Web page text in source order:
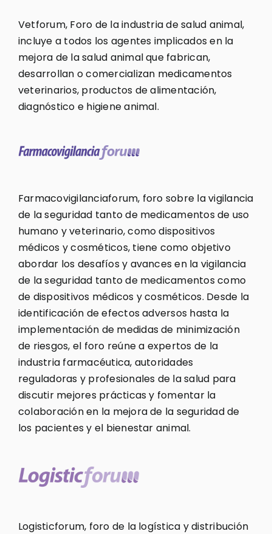
Vetforum, Foro de la industria de salud animal,
incluye a todos los agentes implicados en la
mejora de la salud animal que fabrican,
desarrollan o comercializan medicamentos
veterinarios, productos de alimentación,
diagnóstico e higiene animal.
Farmacovigilanciaforum, foro sobre la vigilancia
de la seguridad tanto de medicamentos de uso
humano y veterinario, como dispositivos
médicos y cosméticos, tiene como objetivo
abordar los desafíos y avances en la vigilancia
de la seguridad tanto de medicamentos como
de dispositivos médicos y cosméticos. Desde la
identificación de efectos adversos hasta la
implementación de medidas de minimización
de riesgos, el foro reúne a expertos de la
industria farmacéutica, autoridades
reguladoras y profesionales de la salud para
discutir mejores prácticas y fomentar la
colaboración en la mejora de la seguridad de
los pacientes y el bienestar animal.
Logisticforum, foro de la logística y distribución